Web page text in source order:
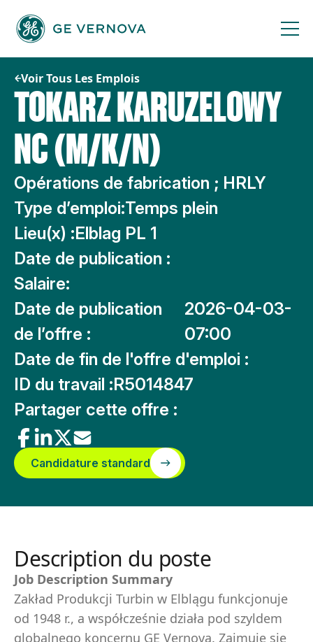
contenu
Voir Tous Les Emplois
TOKARZ KARUZELOWY
NC (M/K/N)
Opérations de fabrication ; HRLY
Type d’emploi:Temps plein
Lieu(x) :Elblag PL 1
Date de publication :
Salaire:
Date de publication
de l’offre :
2026-04-03-
07:00
Date de fin de l'offre d'emploi :
ID du travail :R5014847
Partager cette offre :
Candidature standard
Description du poste
Job Description Summary
Zakład Produkcji Turbin w Elblągu funkcjonuje
od 1948 r., a współcześnie działa pod szyldem
globalnego koncernu GE Vernova. Zajmuje się